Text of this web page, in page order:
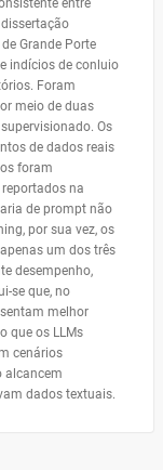
entre
Grande Porte
indícios de conluio
Foram
meio de duas
Os
de dados reais
foram
na
de prompt não
por sua vez, os
um dos três
desempenho,
se que, no
melhor
que os LLMs
cenários
alcancem
dados textuais.